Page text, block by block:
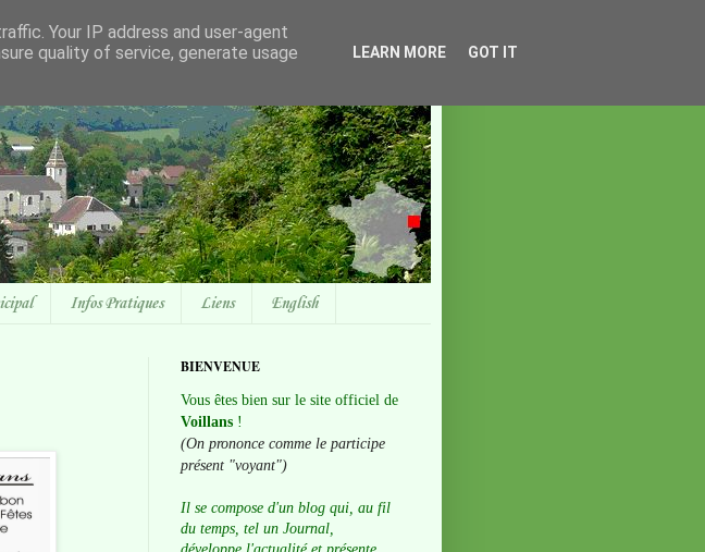
Infos Pratiques Liens English
BIENVENUE
Vous êtes bien sur le site officiel de
Voillans !
(On prononce comme le participe
présent "voyant")
Il se compose d'un blog qui, au fil
du temps, tel un Journal,
Your IP address and user-agent
quality of service, generate usage
LEARN MORE GOT IT